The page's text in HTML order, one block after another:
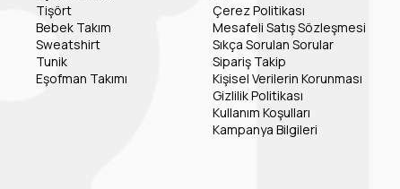
Tişört
Bebek Takım
Sweatshirt
Tunik
Eşofman Takımı
Çerez Politikası
Mesafeli Satış Sözleşmesi
Sıkça Sorulan Sorular
Sipariş Takip
Kişisel Verilerin Korunması
Gizlilik Politikası
Kullanım Koşulları
Kampanya Bilgileri